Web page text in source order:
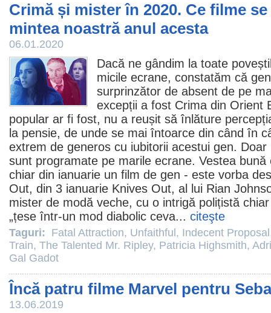
Crimă și mister în 2020. Ce filme
mintea noastră anul acesta
06.01.2020
Dacă ne gândim la toate
micile ecrane, constatăm că
surprinzător de absent de pe
excepții a fost Crima din Orient
popular ar fi fost, nu a reușit să înlăture
la pensie, de unde se mai întoarce din când în
extrem de generos cu iubitorii acestui gen.
sunt programate pe marile ecrane. Vestea
chiar din ianuarie un film de gen - este vorba
Out, din 3 ianuarie Knives Out, al lui Rian
mister de modă veche, cu o intrigă polițistă
„țese într-un mod diabolic ceva... citeşte
Taguri: Fatal Attraction, Unfaithful , Indecent Proposal
Train, The Talented Mr. Ripley, Patricia Highsmith,
Gal Gadot
Încă patru filme Marvel pentru
13.06.2019